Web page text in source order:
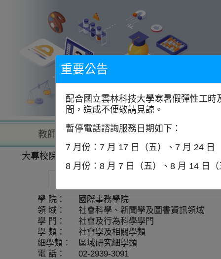
教師查詢 學校查詢
大專校院一覽表
學 院：
國際事務學院
領 域：
社會科學、新聞學及圖書資訊領域
學 門：
社會及行為科學學門
學 類：
社會學及相關學類
細學類：
區域研究細學類
電 話：
02-2939-3091
重要公告
配合國立雲林科技大學寒暑假彈性工
間，造成不便敬請見諒。
暫停電話諮詢服務日期如下：
7 月份：7 月 17 日（五）、7 月 24 日
8 月份：8 月 7 日（五）、8 月 14 日（